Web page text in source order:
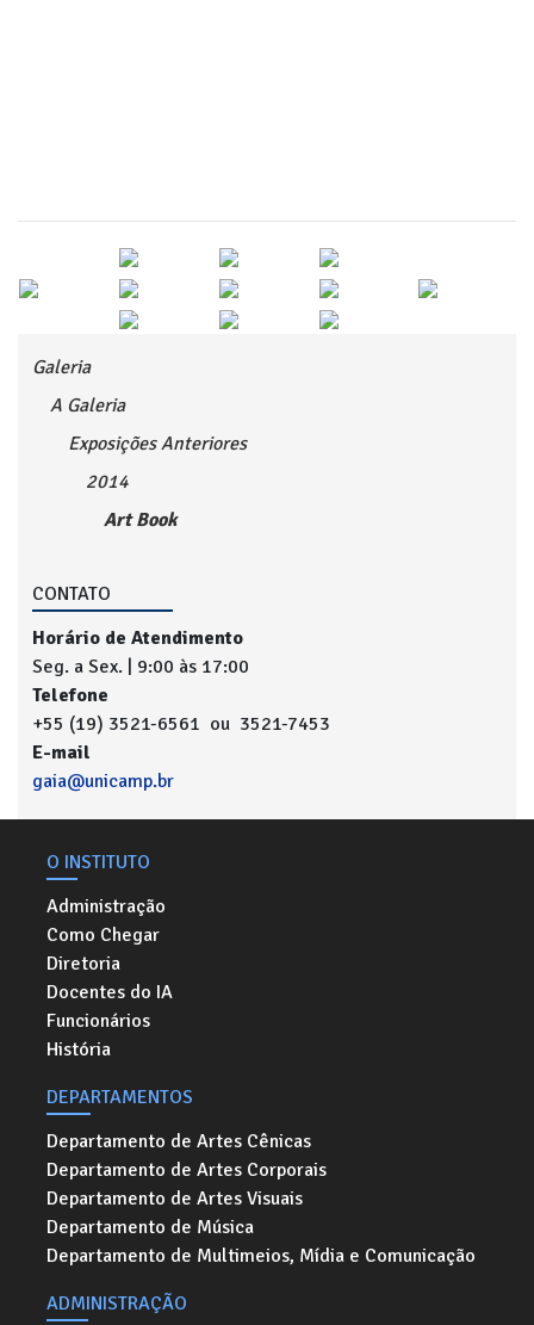
Galeria
A Galeria
Exposições Anteriores
2014
Art Book
CONTATO
Horário de Atendimento
Seg. a Sex. | 9:00 às 17:00
Telefone
+55 (19) 3521-6561 ou 3521-7453
E-mail
gaia@unicamp.br
O INSTITUTO
Administração
Como Chegar
Diretoria
Docentes do IA
Funcionários
História
DEPARTAMENTOS
Departamento de Artes Cênicas
Departamento de Artes Corporais
Departamento de Artes Visuais
Departamento de Música
Departamento de Multimeios, Mídia e Comunicação
ADMINISTRAÇÃO